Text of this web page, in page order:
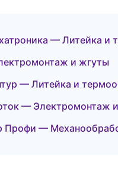
— Литейка и
и жгуты
— Литейка и
— Электромонтаж
Профи —